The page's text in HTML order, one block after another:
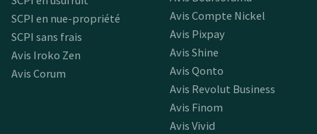
SCPI en nue-propriété
SCPI sans frais
Avis Iroko Zen
Avis Corum
Avis Compte Nickel
Avis Pixpay
Avis Shine
Avis Qonto
Avis Revolut Business
Avis Finom
Avis Vivid